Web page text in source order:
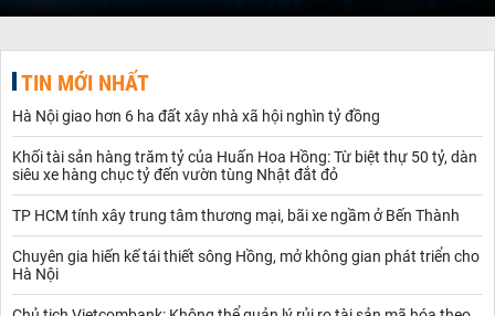
TIN MỚI NHẤT
Hà Nội giao hơn 6 ha đất xây nhà xã hội nghìn tỷ đồng
Khối tài sản hàng trăm tỷ của Huấn Hoa Hồng: Từ biệt thự 50 tỷ, dàn
siêu xe hàng chục tỷ đến vườn tùng Nhật đắt đỏ
TP HCM tính xây trung tâm thương mại, bãi xe ngầm ở Bến Thành
Chuyên gia hiến kế tái thiết sông Hồng, mở không gian phát triển cho
Hà Nội